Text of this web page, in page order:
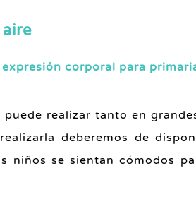
corporal para
puede realizar tanto en
deberemos de
niños se sientan cómodos